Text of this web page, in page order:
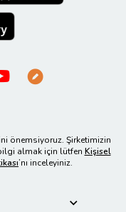
önemsiyoruz. Şirketimizin
almak için lütfen Kişisel
’nı inceleyiniz.